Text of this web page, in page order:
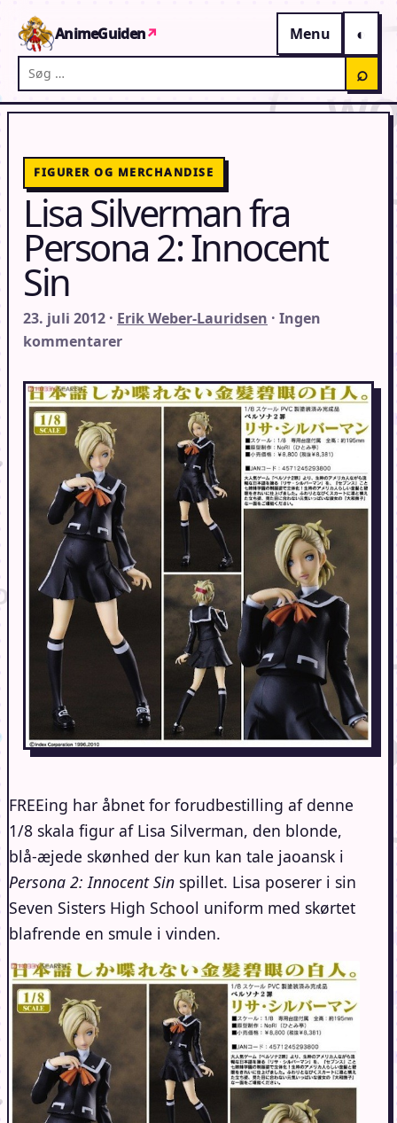
AnimeGuiden↗
Menu
Søg på AnimeGuiden
⌕
FIGURER OG MERCHANDISE
Lisa Silverman fra
Persona 2: Innocent
Sin
23. juli 2012 · Erik Weber-Lauridsen · Ingen
kommentarer
FREEing har åbnet for forudbestilling af denne
1/8 skala figur af Lisa Silverman, den blonde,
blå-æjede skønhed der kun kan tale jaoansk i
Persona 2: Innocent Sin spillet. Lisa poserer i sin
Seven Sisters High School uniform med skørtet
blafrende en smule i vinden.